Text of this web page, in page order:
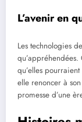
L’avenir en
Les technologies
qu’elles
elle renoncer à son
promesse d’une